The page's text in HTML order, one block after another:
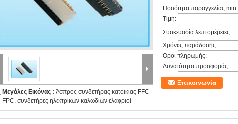
Μεγάλες Εικόνας : Άσπρος συνδετήρας κατοικίας FFC
FPC, συνδετήρες ηλεκτρικών καλωδίων ελαφριοί
Ποσότητα παραγγελίας min:
Τιμή:
Συσκευασία λεπτομέρειες:
Χρόνος παράδοσης:
Όροι πληρωμής:
Δυνατότητα προσφοράς:
Επικοινωνία